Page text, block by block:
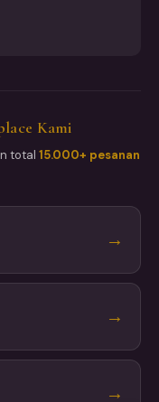
Kami
total15.000+ pesanan
→
→
→